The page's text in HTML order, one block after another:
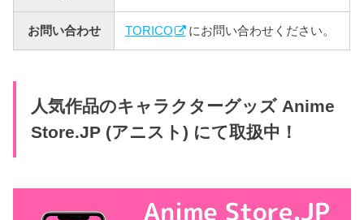
お問い合わせ TORICO にお問い合わせください。
人気作品のキャラクターグッズ Anime
Store.JP (アニスト) にて取扱中！